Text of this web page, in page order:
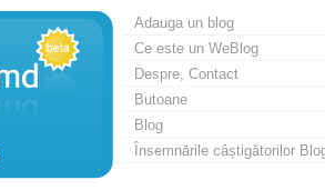
Adauga un blog
Ce este un WeBlog
Despre, Contact
Butoane
Blog
Însemnările câștigătorilor